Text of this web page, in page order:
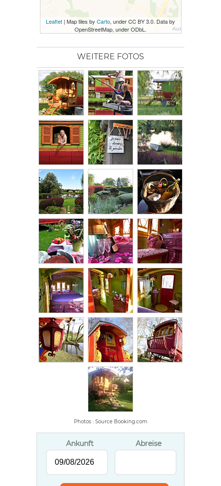
Leaflet | Map tiles by Carto, under CC BY 3.0. Data by
OpenStreetMap, under ODbL.
WEITERE FOTOS
Photos : Source Booking.com
Ankunft Abreise